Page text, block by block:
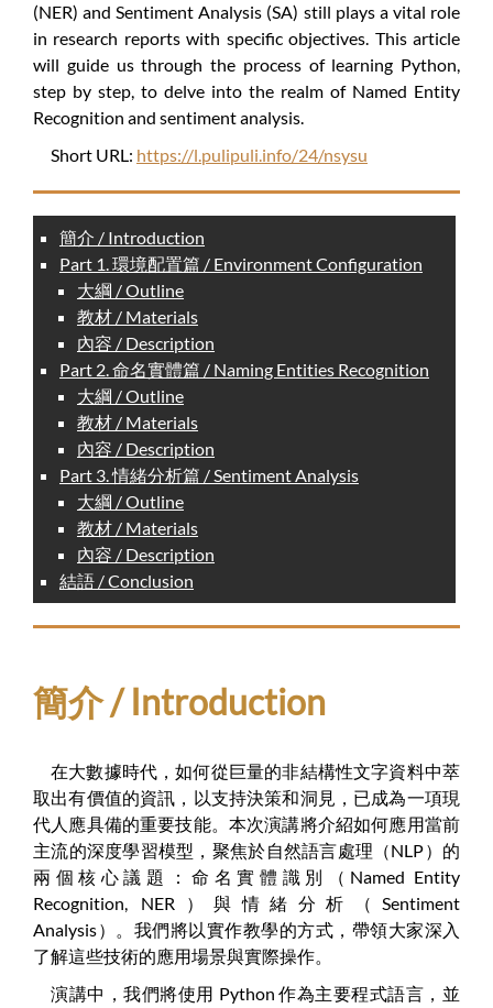
(NER) and Sentiment Analysis (SA) still plays a vital role
in research reports with specific objectives. This article
will guide us through the process of learning Python,
step by step, to delve into the realm of Named Entity
Recognition and sentiment analysis.
Short URL: https://l.pulipuli.info/24/nsysu
簡介 / Introduction
Part 1. 環境配置篇 / Environment Configuration
大綱 / Outline
教材 / Materials
內容 / Description
Part 2. 命名實體篇 / Naming Entities Recognition
大綱 / Outline
教材 / Materials
內容 / Description
Part 3. 情緒分析篇 / Sentiment Analysis
大綱 / Outline
教材 / Materials
內容 / Description
結語 / Conclusion
簡介 / Introduction
在大數據時代，如何從巨量的非結構性文字資料中萃
取出有價值的資訊，以支持決策和洞見，已成為一項現
代人應具備的重要技能。本次演講將介紹如何應用當前
主流的深度學習模型，聚焦於自然語言處理（NLP）的
兩個核心議題：命名實體識別（Named Entity
Recognition, NER）與情緒分析（Sentiment
Analysis）。我們將以實作教學的方式，帶領大家深入
了解這些技術的應用場景與實際操作。
演講中，我們將使用 Python 作為主要程式語言，並